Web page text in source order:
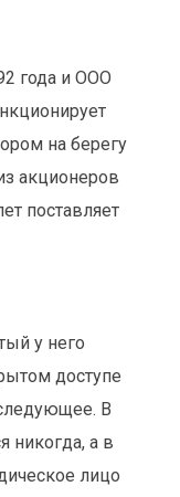
года и ООО
на берегу
акционеров
поставляет
у него
доступе
В
никогда, а в
лицо